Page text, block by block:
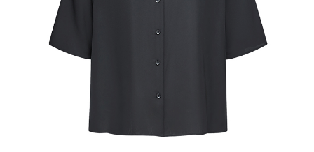
【注意事項】
１．透過由恩沛科技股份有限公司提供之「AFTEE先享後付」服務完成之交
易，需依本服務之必要範圍內提供個人資料，並將交易相關給付款項請求債
權轉讓予恩沛科技股份有限公司。
２．關於個人資料處理事宜，請瀏覽以下網址：
https://aftee.tw/terms/#terms3
３．未成年的使用者請事先徵得法定代理人或監護人之同意方可使用
「AFTEE先享後付」，若未經同意申辦者引起之損失，本公司不負相關責
４．使用「AFTEE先享後付」時，將依據個別帳號之用戶狀況，依本公司即